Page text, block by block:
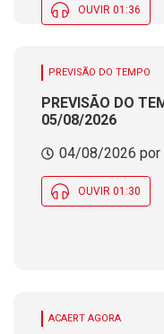
OUVIR 01:36
PREVISÃO DO TEMPO
PREVISÃO DO
05/08/2026
04/08/2026 por
OUVIR 01:30
ACAERT AGORA